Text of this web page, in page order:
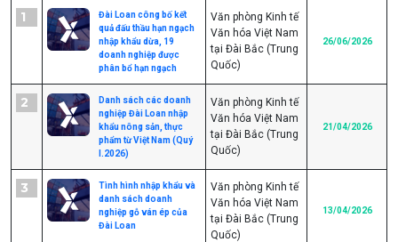
1
Đài Loan công bố kết
quả đấu thầu hạn ngạch
nhập khẩu dừa, 19
doanh nghiệp được
phân bổ hạn ngạch
Văn phòng Kinh tế
Văn hóa Việt Nam
tại Đài Bắc (Trung
Quốc)
26/06/2026
2
Danh sách các doanh
nghiệp Đài Loan nhập
khẩu nông sản, thực
phẩm từ Việt Nam (Quý
I.2026)
Văn phòng Kinh tế
Văn hóa Việt Nam
tại Đài Bắc (Trung
Quốc)
21/04/2026
3
Tình hình nhập khẩu và
danh sách doanh
nghiệp gỗ ván ép của
Đài Loan
Văn phòng Kinh tế
Văn hóa Việt Nam
tại Đài Bắc (Trung
Quốc)
13/04/2026